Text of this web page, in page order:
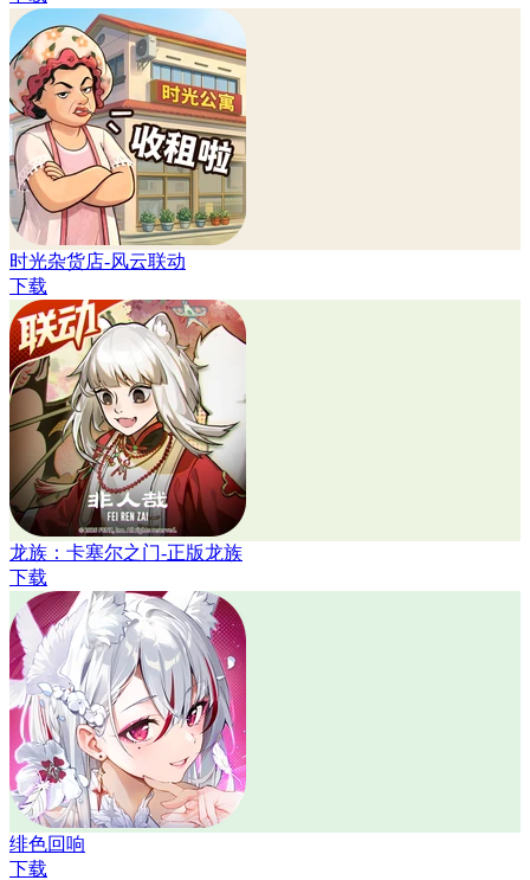
时光杂货店-风云联动
下载
龙族：卡塞尔之门-正版龙族
下载
绯色回响
下载